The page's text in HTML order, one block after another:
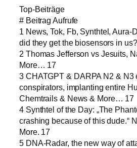
Top-Beiträge
# Beitrag Aufrufe
1 News, Tok, Fb, Synthtel, Aura-
did they get the biosensors in
2 Thomas Jefferson vs Jesuits,
More… 17
3 CHATGPT & DARPA N2 & N3
conspirators, implanting entire
Chemtrails & News & More… 17
4 Synthtel of the Day: „The
crashing because of this dude.“
More. 17
5 DNA-Radar, the new way of